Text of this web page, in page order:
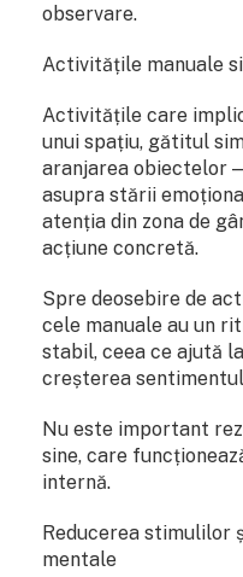
observare.
Activitățile manuale
Activitățile care
unui spațiu, gătitul
aranjarea obiectelor
asupra stării
atenția din zona de
acțiune concretă.
Spre deosebire de
cele manuale au un
stabil, ceea ce ajută
creșterea
Nu este important
sine, care
internă.
Reducerea stimulilor
mentale